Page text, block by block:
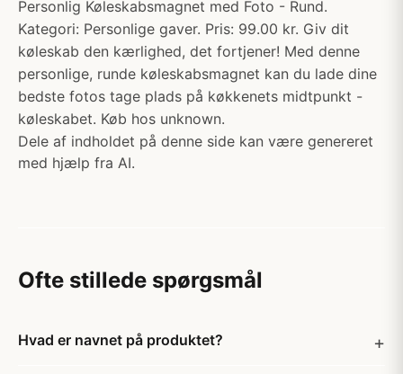
Personlig Køleskabsmagnet med Foto - Rund.
Kategori: Personlige gaver. Pris: 99.00 kr. Giv dit
køleskab den kærlighed, det fortjener! Med denne
personlige, runde køleskabsmagnet kan du lade dine
bedste fotos tage plads på køkkenets midtpunkt -
køleskabet. Køb hos unknown.
Dele af indholdet på denne side kan være genereret
med hjælp fra AI.
Ofte stillede spørgsmål
Hvad er navnet på produktet?